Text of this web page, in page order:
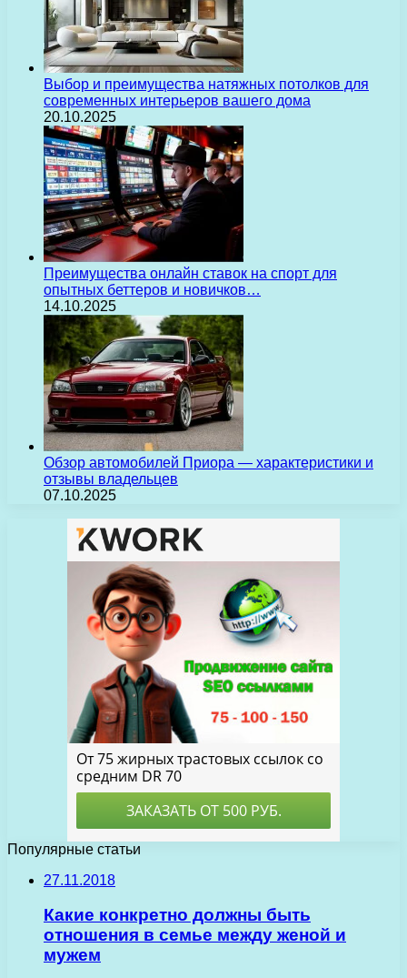
Выбор и преимущества натяжных потолков для
современных интерьеров вашего дома
20.10.2025
Преимущества онлайн ставок на спорт для
опытных беттеров и новичков…
14.10.2025
Обзор автомобилей Приора — характеристики и
отзывы владельцев
07.10.2025
Популярные статьи
27.11.2018
Какие конкретно должны быть
отношения в семье между женой и
мужем